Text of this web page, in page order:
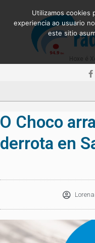
O Choco
derrota en
Utilizamos cookies
experiencia ao usuario
este sitio